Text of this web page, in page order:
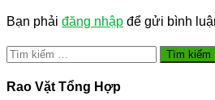
Bạn phải đăng nhập để gửi bình
Tìm
kiếm
cho:
Rao Vặt Tổng Hợp